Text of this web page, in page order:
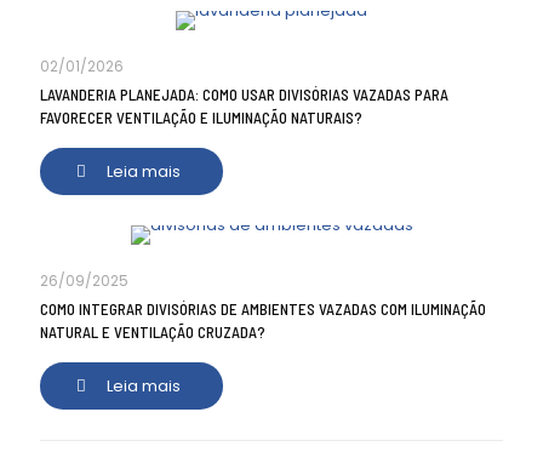
02/01/2026
LAVANDERIA PLANEJADA: COMO USAR DIVISÓRIAS VAZADAS PARA
FAVORECER VENTILAÇÃO E ILUMINAÇÃO NATURAIS?
Leia mais
26/09/2025
COMO INTEGRAR DIVISÓRIAS DE AMBIENTES VAZADAS COM ILUMINAÇÃO
NATURAL E VENTILAÇÃO CRUZADA?
Leia mais